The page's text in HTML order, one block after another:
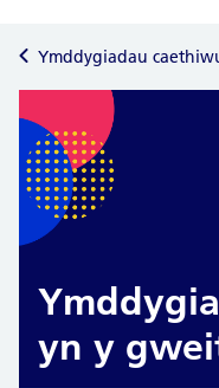
Ymddygiadau
yn y